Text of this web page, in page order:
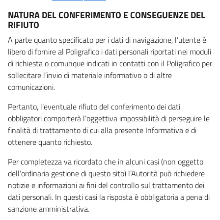
NATURA DEL CONFERIMENTO E CONSEGUENZE DEL
RIFIUTO
A parte quanto specificato per i dati di navigazione, l’utente è
libero di fornire al Poligrafico i dati personali riportati nei moduli
di richiesta o comunque indicati in contatti con il Poligrafico per
sollecitare l’invio di materiale informativo o di altre
comunicazioni.
Pertanto, l’eventuale rifiuto del conferimento dei dati
obbligatori comporterà l’oggettiva impossibilità di perseguire le
finalità di trattamento di cui alla presente Informativa e di
ottenere quanto richiesto.
Per completezza va ricordato che in alcuni casi (non oggetto
dell’ordinaria gestione di questo sito) l’Autorità può richiedere
notizie e informazioni ai fini del controllo sul trattamento dei
dati personali. In questi casi la risposta è obbligatoria a pena di
sanzione amministrativa.